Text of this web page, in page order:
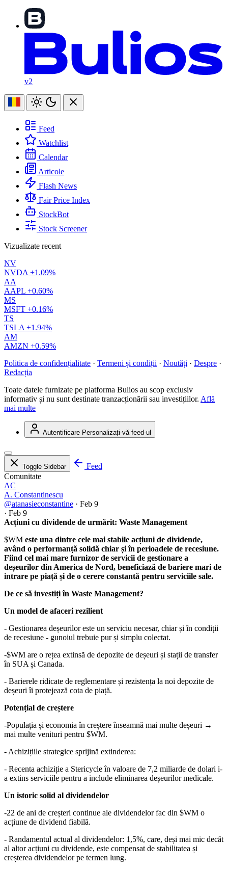
v2
Feed
Watchlist
Calendar
Articole
Flash News
Fair Price Index
StockBot
Stock Screener
Vizualizate recent
NV
NVDA +1.09%
AA
AAPL +0.60%
MS
MSFT +0.16%
TS
TSLA +1.94%
AM
AMZN +0.59%
Politica de confidențialitate · Termeni și condiții · Noutăți · Despre ·
Redacția
Toate datele furnizate pe platforma Bulios au scop exclusiv
informativ și nu sunt destinate tranzacționării sau investițiilor. Află
mai multe
Autentificare Personalizați-vă feed-ul
Toggle Sidebar
Feed
Comunitate
AC
A. Constantinescu
@atanasieconstantine · Feb 9
· Feb 9
Acțiuni cu dividende de urmărit: Waste Management
$WM este una dintre cele mai stabile acțiuni de dividende,
având o performanță solidă chiar și în perioadele de recesiune.
Fiind cel mai mare furnizor de servicii de gestionare a
deșeurilor din America de Nord, beneficiază de bariere mari de
intrare pe piață și de o cerere constantă pentru serviciile sale.
De ce să investiți în Waste Management?
Un model de afaceri rezilient
- Gestionarea deșeurilor este un serviciu necesar, chiar și în condiții
de recesiune - gunoiul trebuie pur și simplu colectat.
-$WM are o rețea extinsă de depozite de deșeuri și stații de transfer
în SUA și Canada.
- Barierele ridicate de reglementare și rezistența la noi depozite de
deșeuri îi protejează cota de piață.
Potențial de creștere
-Populația și economia în creștere înseamnă mai multe deșeuri →
mai multe venituri pentru $WM.
- Achizițiile strategice sprijină extinderea:
- Recenta achiziție a Stericycle în valoare de 7,2 miliarde de dolari i-
a extins serviciile pentru a include eliminarea deșeurilor medicale.
Un istoric solid al dividendelor
-22 de ani de creșteri continue ale dividendelor fac din $WM o
acțiune de dividend fiabilă.
- Randamentul actual al dividendelor: 1,5%, care, deși mai mic decât
al altor acțiuni cu dividende, este compensat de stabilitatea și
creșterea dividendelor pe termen lung.